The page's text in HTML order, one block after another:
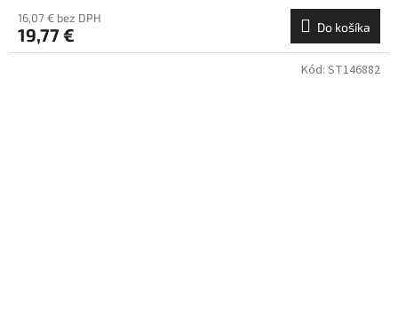
16,07 € bez DPH
19,77 € Do košíka
Kód: ST146882